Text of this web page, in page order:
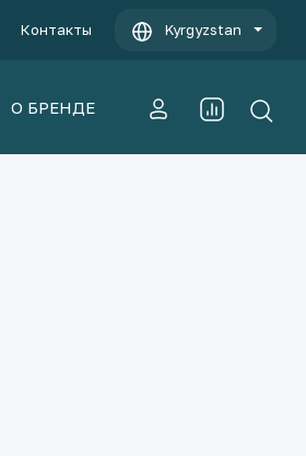
Контакты Kyrgyzstan
О БРЕНДЕ